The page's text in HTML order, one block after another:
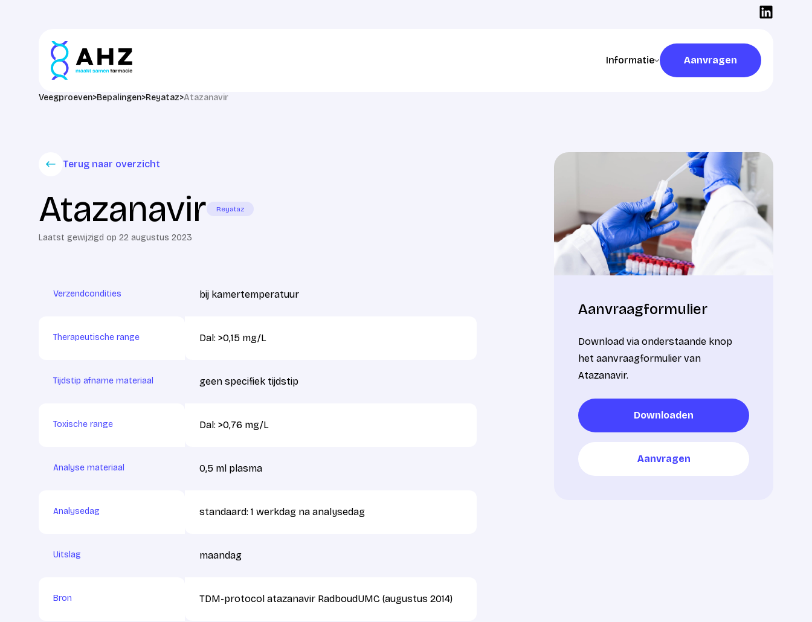
Informatie
Aanvragen
Aanvragen
Veegproeven>Bepalingen>Reyataz>Atazanavir
Terug naar overzicht
Atazanavir Reyataz
Laatst gewijzigd op 22 augustus 2023
Verzendcondities bij kamertemperatuur
Therapeutische range Dal: >0,15 mg/L
Tijdstip afname materiaal geen specifiek tijdstip
Toxische range Dal: >0,76 mg/L
Analyse materiaal 0,5 ml plasma
Analysedag standaard: 1 werkdag na analysedag
Uitslag maandag
Bron TDM-protocol atazanavir RadboudUMC (augustus 2014)
Aanvraagformulier
Download via onderstaande knop
het aanvraagformulier van
Atazanavir.
Downloaden
Downloaden
Aanvragen